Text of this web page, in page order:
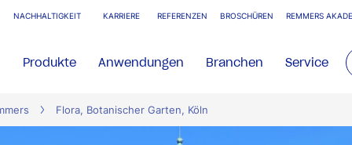
NACHHALTIGKEIT KARRIERE REFERENZEN BROSCHÜREN REMMERS
Produkte Anwendungen Branchen Service
Flora, Botanischer Garten, Köln